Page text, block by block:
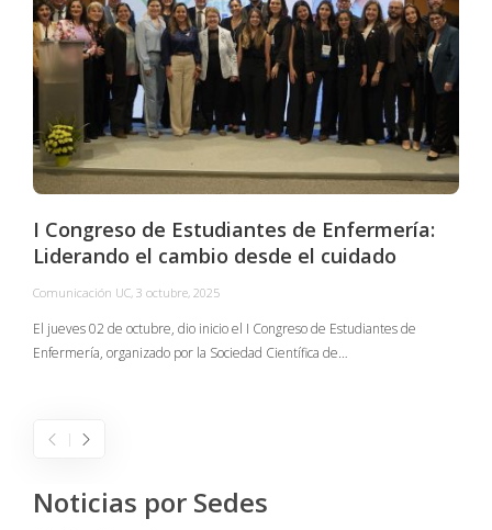
I Congreso de Estudiantes de Enfermería:
Liderando el cambio desde el cuidado
Comunicación UC, 3 octubre, 2025
El jueves 02 de octubre, dio inicio el I Congreso de Estudiantes de
Enfermería, organizado por la Sociedad Científica de…
Noticias por Sedes